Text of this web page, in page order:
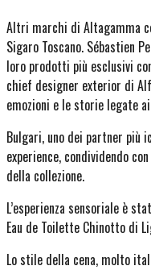
Altri marchi di Altagamma
Sigaro Toscano. Sébastien
loro prodotti più esclusivi
chief designer exterior di
emozioni e le storie legate
Bulgari, uno dei partner più
experience, condividendo
della collezione.
L’esperienza sensoriale è
Eau de Toilette Chinotto di
Lo stile della cena, molto